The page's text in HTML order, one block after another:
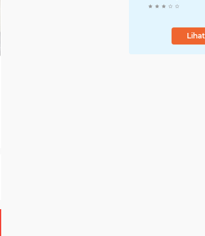
Pernyataan